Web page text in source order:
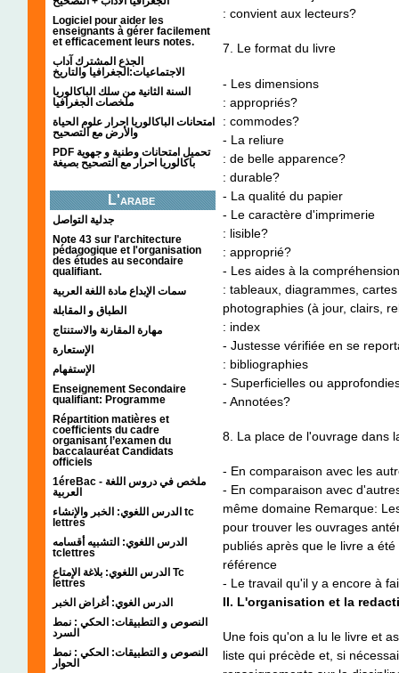
Logiciel pour aider les
enseignants à gérer facilement
et efficacement leurs notes.
الجذع المشترك آداب
الاجتماعيات:الجغرافيا والتاريخ
السنة الثانية من سلك الباكالوريا
ملخصات الجغرافيا
امتحانات الباكالوريا احرار علوم الحياة
والأرض مع التصحيح
PDF تحميل امتحانات وطنية و جهوية
باكالوريا احرار مع التصحيح بصيغة
L'arabe
جدلية التواصل
Note 43 sur l'architecture
pédagogique et l'organisation
des études au secondaire
qualifiant.
سمات الإبداع مادة اللغة العربية
الطباق و المقابلة
مهارة المقارنة والاستنتاج
الإستعارة
الإستفهام
Enseignement Secondaire
qualifiant: Programme
Répartition matières et
coefficients du cadre
organisant l’examen du
baccalauréat Candidats
officiels
1éreBac - ملخص في دروس اللغة
العربية
الدرس اللغوي: الخبر والإنشاء tc
lettres
الدرس اللغوي: التشبيه أقسامه
tclettres
الدرس اللغوي: بلاغة الإمتاع Tc
lettres
الدرس الغوي: أغراض الخبر
النصوص و التطبيقات: الحكي : نمط
السرد
النصوص و التطبيقات: الحكي : نمط
الحوار
: convient aux lecteurs?
7. Le format du livre
- Les dimensions
: appropriés?
: commodes?
- La reliure
: de belle apparence?
: durable?
- La qualité du papier
- Le caractère d'imprimerie
: lisible?
: approprié?
- Les aides à la
: tableaux, diagrammes,
photographies (à jour, clairs,
: index
- Justesse vérifiée en se
: bibliographies
- Superficielles ou
- Annotées?
8. La place de l'ouvrage dans
- En comparaison avec les
- En comparaison avec
même domaine Remarque:
pour trouver les ouvrages
publiés après que le livre a
référence
- Le travail qu'il y a encore à
II. L'organisation et la
Une fois qu'on a lu le livre et
liste qui précède et, si